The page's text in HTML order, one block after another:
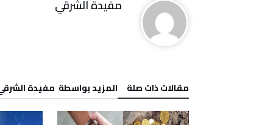
مفيدة الشرقي
‫مقالات ذات صلة‬ ‫‫المزيد بواسطة‬ ‬ مفيدة